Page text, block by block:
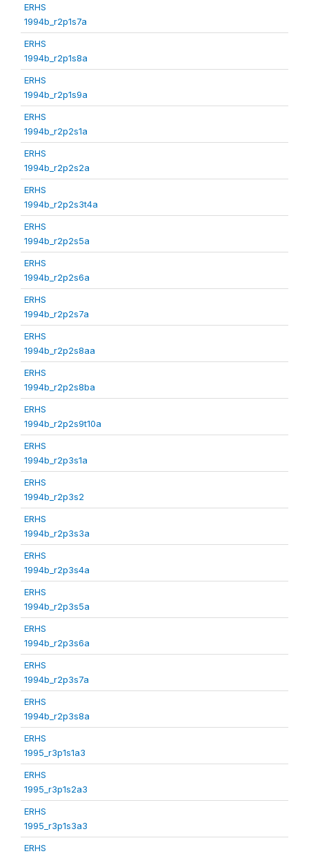
ERHS
1994b_r2p1s7a
ERHS
1994b_r2p1s8a
ERHS
1994b_r2p1s9a
ERHS
1994b_r2p2s1a
ERHS
1994b_r2p2s2a
ERHS
1994b_r2p2s3t4a
ERHS
1994b_r2p2s5a
ERHS
1994b_r2p2s6a
ERHS
1994b_r2p2s7a
ERHS
1994b_r2p2s8aa
ERHS
1994b_r2p2s8ba
ERHS
1994b_r2p2s9t10a
ERHS
1994b_r2p3s1a
ERHS
1994b_r2p3s2
ERHS
1994b_r2p3s3a
ERHS
1994b_r2p3s4a
ERHS
1994b_r2p3s5a
ERHS
1994b_r2p3s6a
ERHS
1994b_r2p3s7a
ERHS
1994b_r2p3s8a
ERHS
1995_r3p1s1a3
ERHS
1995_r3p1s2a3
ERHS
1995_r3p1s3a3
ERHS